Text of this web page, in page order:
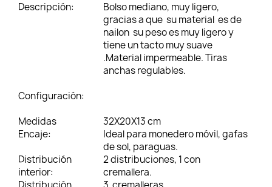
Descripción:
Bolso mediano, muy ligero,
gracias a que su material es de
nailon su peso es muy ligero y
tiene un tacto muy suave
.Material impermeable. Tiras
anchas regulables.
Configuración:
Medidas
32X20X13 cm
Encaje:
Ideal para monedero móvil, gafas
de sol, paraguas.
Distribución
interior:
2 distribuciones, 1 con
cremallera.